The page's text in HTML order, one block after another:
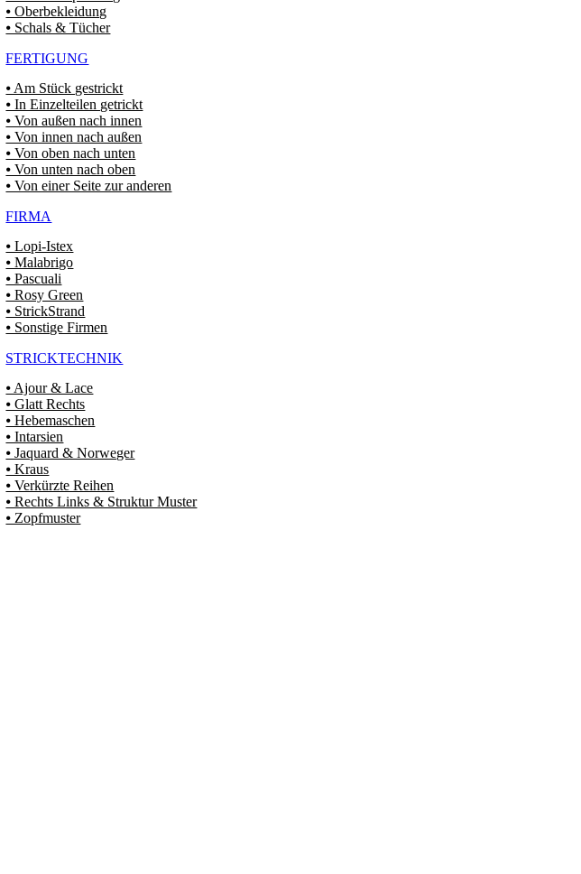
⦁ Oberbekleidung
⦁ Schals & Tücher
FERTIGUNG
⦁ Am Stück gestrickt
⦁ In Einzelteilen getrickt
⦁ Von außen nach innen
⦁ Von innen nach außen
⦁ Von oben nach unten
⦁ Von unten nach oben
⦁ Von einer Seite zur anderen
FIRMA
⦁ Lopi-Istex
⦁ Malabrigo
⦁ Pascuali
⦁ Rosy Green
⦁ StrickStrand
⦁ Sonstige Firmen
STRICKTECHNIK
⦁ Ajour & Lace
⦁ Glatt Rechts
⦁ Hebemaschen
⦁ Intarsien
⦁ Jaquard & Norweger
⦁ Kraus
⦁ Verkürzte Reihen
⦁ Rechts Links & Struktur Muster
⦁ Zopfmuster